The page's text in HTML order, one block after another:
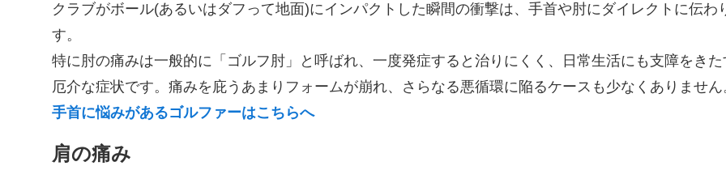
クラブがボール(あるいはダフって地面)にインパクトした瞬間の衝撃は、手首や肘にダイレクトに伝わ
す。
特に肘の痛みは一般的に「ゴルフ肘」と呼ばれ、一度発症すると治りにくく、日常生活にも支障をきた
厄介な症状です。痛みを庇うあまりフォームが崩れ、さらなる悪循環に陥るケースも少なくありません
手首に悩みがあるゴルファーはこちらへ
肩の痛み